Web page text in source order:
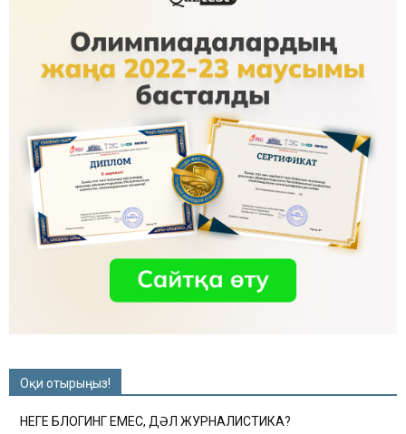
Оқи отырыңыз!
НЕГЕ БЛОГИНГ ЕМЕС, ДӘЛ ЖУРНАЛИСТИКА?